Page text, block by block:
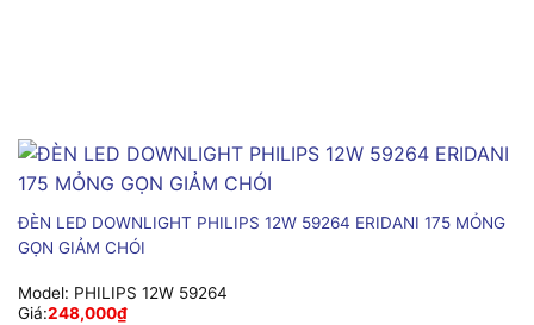
ĐÈN LED DOWNLIGHT PHILIPS 12W 59264 ERIDANI 175 MỎNG
GỌN GIẢM CHÓI
Model: PHILIPS 12W 59264
Giá:248,000₫